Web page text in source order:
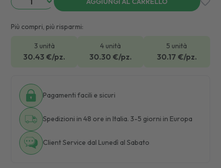
Più compri, più risparmi:
3 unità
30.43 €/pz.
4 unità
30.30 €/pz.
5 unità
30.17 €/pz.
Pagamenti facili e sicuri
Spedizioni in 48 ore in Italia. 3-5 giorni in Europa
Client Service dal Lunedì al Sabato